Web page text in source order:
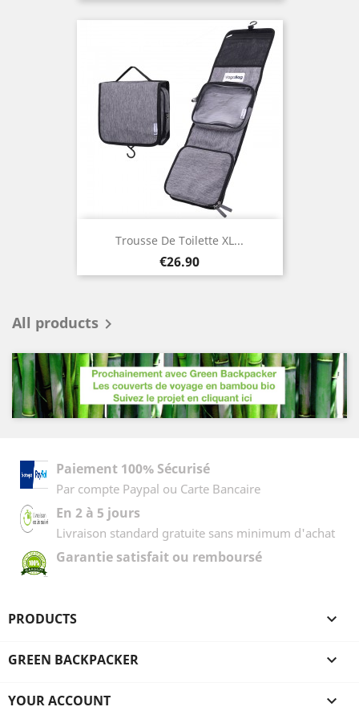
Trousse De Toilette XL...
Price
€26.90
All products 
Paiement 100% Sécurisé
Par compte Paypal ou Carte Bancaire
En 2 à 5 jours
Livraison standard gratuite sans minimum d'achat
Garantie satisfait ou remboursé
PRODUCTS 
GREEN BACKPACKER 
YOUR ACCOUNT 